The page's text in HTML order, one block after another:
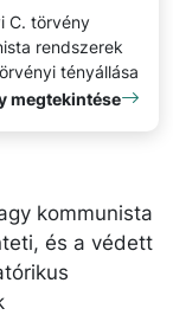
C. törvény
rendszerek
tényállása
megtekintése
kommunista
és a védett